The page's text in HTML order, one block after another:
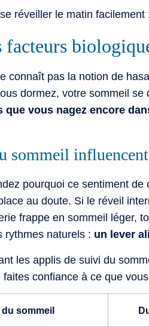
facteurs
connaît pas la notion de
dormez, votre sommeil
vous nagez encore
sommeil
pourquoi ce sentiment
au doute. Si le réveil
frappe en sommeil léger,
rythmes naturels : un lever
les applis de suivi du
confiance à ce que
du sommeil